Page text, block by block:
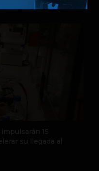
15
su llegada al